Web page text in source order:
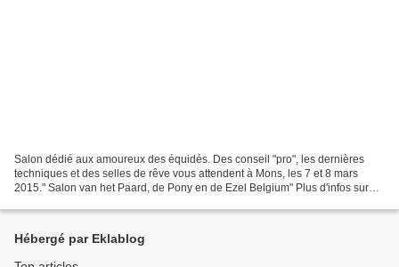
Salon dédié aux amoureux des équidés. Des conseil "pro", les dernières
techniques et des selles de rêve vous attendent à Mons, les 7 et 8 mars
2015." Salon van het Paard, de Pony en de Ezel Belgium" Plus d'infos sur
le-salon-du-cheval-du-poney-et-de-lane...
Hébergé par Eklablog